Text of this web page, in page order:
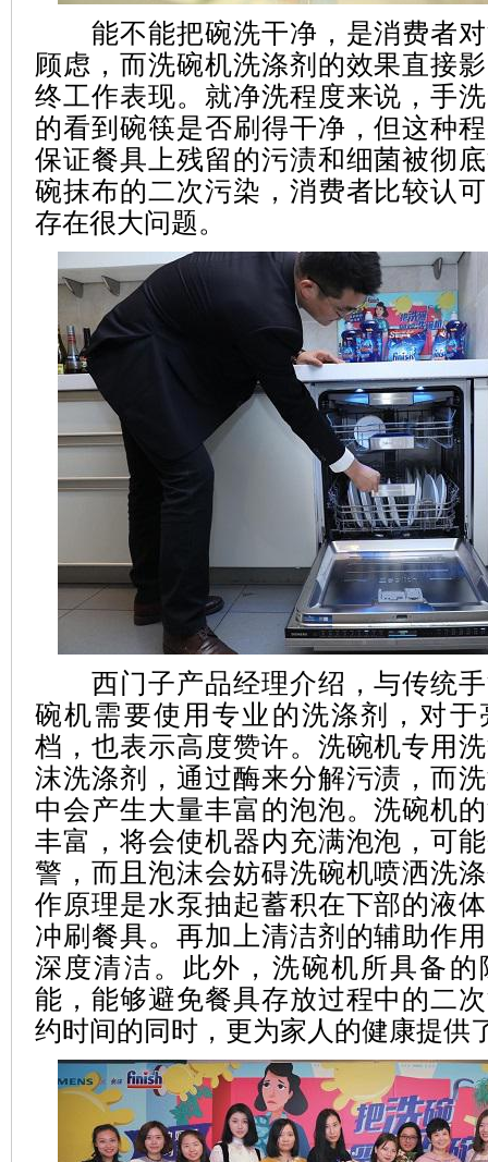
能不能把碗洗干净，是消费者对
顾虑，而洗碗机洗涤剂的效果直接
终工作表现。就净洗程度来说，手
的看到碗筷是否刷得干净，但这种
保证餐具上残留的污渍和细菌被彻
碗抹布的二次污染，消费者比较认
存在很大问题。
西门子产品经理介绍，与传统手
碗机需要使用专业的洗涤剂，对于
档，也表示高度赞许。洗碗机专用
沫洗涤剂，通过酶来分解污渍，而
中会产生大量丰富的泡泡。洗碗机
丰富，将会使机器内充满泡泡，可
警，而且泡沫会妨碍洗碗机喷洒洗
作原理是水泵抽起蓄积在下部的液
冲刷餐具。再加上清洁剂的辅助作
深度清洁。此外，洗碗机所具备的
能，能够避免餐具存放过程中的二
约时间的同时，更为家人的健康提供